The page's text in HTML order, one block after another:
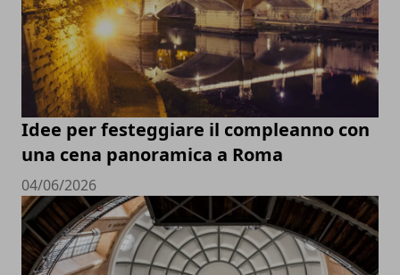
Idee per festeggiare il compleanno con
una cena panoramica a Roma
04/06/2026